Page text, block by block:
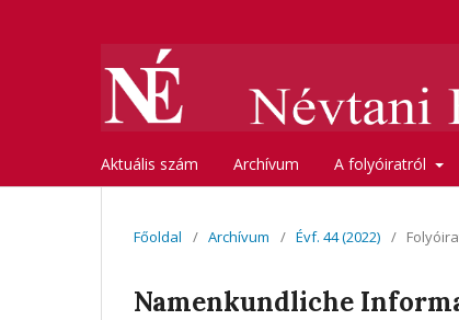
Aktuális szám Archívum A folyóiratról
Főoldal / Archívum / Évf. 44 (2022) /
Namenkundliche